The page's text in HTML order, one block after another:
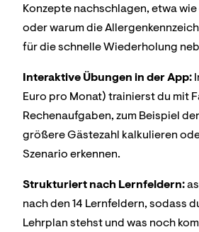
Konzepte nachschlagen, etwa
oder warum die
für die schnelle Wiederholung
Interaktive Übungen in der App:
Euro pro Monat) trainierst du mit
Rechenaufgaben, zum Beispiel
größere Gästezahl kalkulieren
Szenario erkennen.
Strukturiert nach Lernfeldern:
nach den 14 Lernfeldern, sodass
Lehrplan stehst und was noch